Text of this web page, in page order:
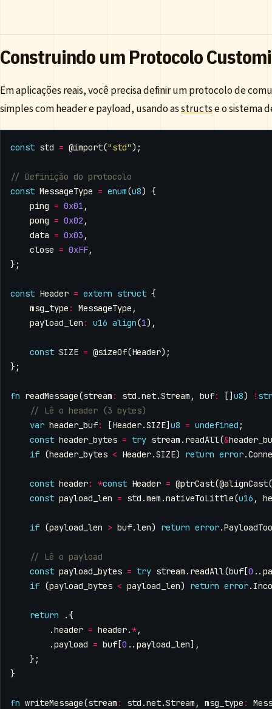
Construindo um Protocolo
Em aplicações reais, você precisa definir um protocolo de
simples com header e payload, usando asstructse o sistema
const std = @import("std");
const MessageType = enum(u8) {
ping = 0x01 ,
pong = 0x02 ,
data = 0x03 ,
close = 0xFF,
};
const Header = extern struct {
msg_type : MessageType ,
payload_len : u16 align(1),
const SIZE = @sizeOf(Header);
};
fn readMessage(stream : std .net.Stream , buf: [] u8) !
var header_buf: [Header.SIZE] u8 = undefined ;
const header_bytes = try stream . readAll(&
if (header_bytes < Header.SIZE) return error.
const header: *const Header = @ptrCast(@alignCast(
const payload_len = std .mem .nativeToLittle(u16 ,
if (payload_len > buf.len) return error.
const payload_bytes = try stream . readAll(buf [0 ..
if (payload_bytes < payload_len) return error.
return
.{
.header = header. *,
.payload = buf [0 .. payload_len],
};
}
fn writeMessage(stream : std .net.Stream , msg_type :